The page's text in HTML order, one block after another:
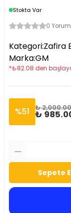
Stokta Var
0 Yorum
Kategori:Zafira
Marka:GM
*₺82.08 den
%51 ₺ 2,000.00
₺
Sepete